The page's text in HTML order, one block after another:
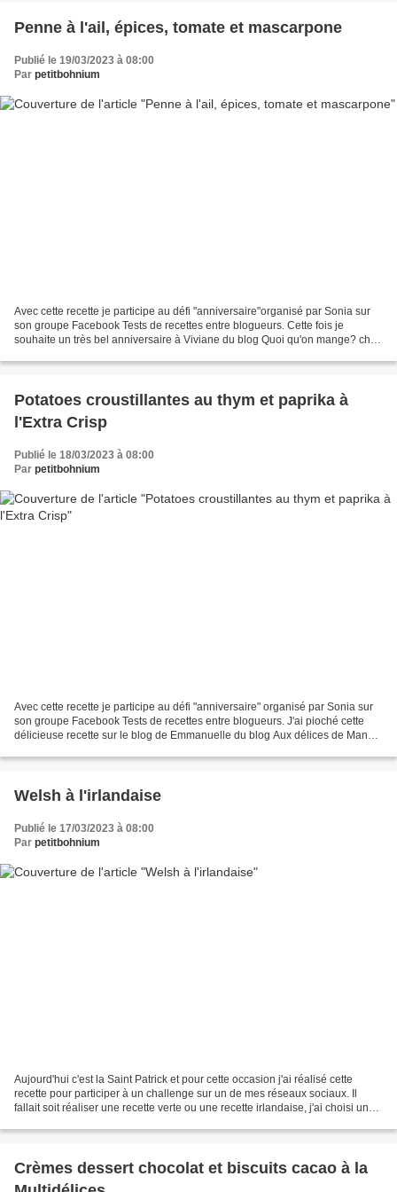
Penne à l'ail, épices, tomate et mascarpone
Publié le 19/03/2023 à 08:00
Par petitbohnium
Avec cette recette je participe au défi "anniversaire"organisé par Sonia sur
son groupe Facebook Tests de recettes entre blogueurs. Cette fois je
souhaite un très bel anniversaire à Viviane du blog Quoi qu'on mange? chez
Potatoes croustillantes au thym et paprika à
l'Extra Crisp
Publié le 18/03/2023 à 08:00
Par petitbohnium
Avec cette recette je participe au défi "anniversaire" organisé par Sonia sur
son groupe Facebook Tests de recettes entre blogueurs. J'ai pioché cette
délicieuse recette sur le blog de Emmanuelle du blog Aux délices de Manue
Welsh à l'irlandaise
Publié le 17/03/2023 à 08:00
Par petitbohnium
Aujourd'hui c'est la Saint Patrick et pour cette occasion j'ai réalisé cette
recette pour participer à un challenge sur un de mes réseaux sociaux. Il
fallait soit réaliser une recette verte ou une recette irlandaise, j'ai choisi une
Crèmes dessert chocolat et biscuits cacao à la